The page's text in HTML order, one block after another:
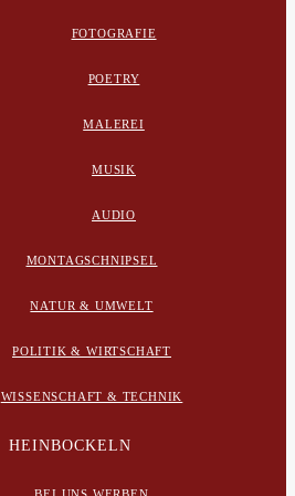
FOTOGRAFIE
POETRY
MALEREI
MUSIK
AUDIO
MONTAGSCHNIPSEL
NATUR & UMWELT
POLITIK & WIRTSCHAFT
WISSENSCHAFT & TECHNIK
HEINBOCKELN